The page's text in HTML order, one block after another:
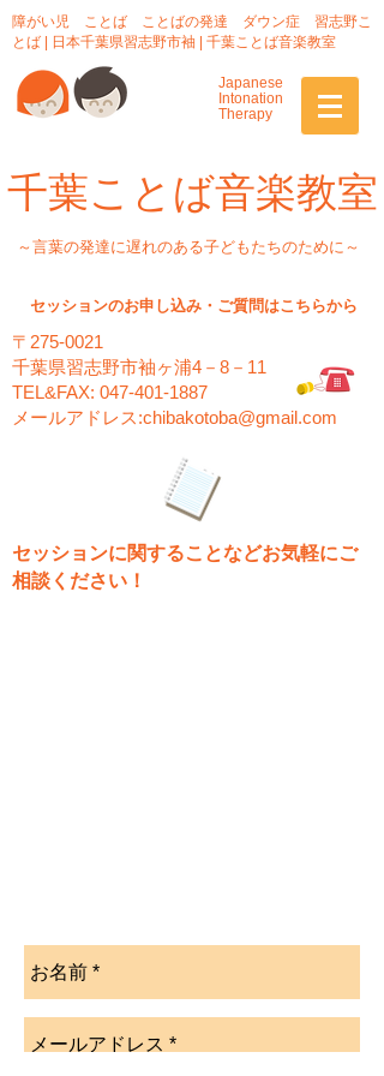
障がい児 ことば ことばの発達 ダウン症 習志野こ
とば | 日本千葉県習志野市袖 | 千葉ことば音楽教室
Japanese
Intonation
Therapy
千葉ことば音楽教室
～言葉の発達に遅れのある子どもたちのために～
セッションのお申し込み・ご質問はこちらから
〒 275-0021
千葉県習志野市袖ヶ浦4－8－11
TEL&FAX: 047-401-1887
メールアドレス:chibakotoba@gmail.com
セッションに関することなどお気軽にご
相談ください！